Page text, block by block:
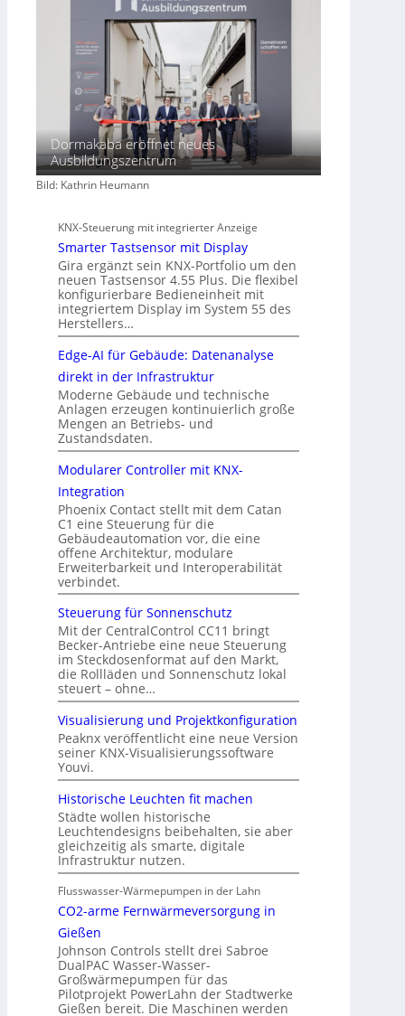
Dormakaba eröffnet neues
Ausbildungszentrum
Bild: Kathrin Heumann
KNX-Steuerung mit integrierter Anzeige
Smarter Tastsensor mit Display
Gira ergänzt sein KNX-Portfolio um den
neuen Tastsensor 4.55 Plus. Die flexibel
konfigurierbare Bedieneinheit mit
integriertem Display im System 55 des
Herstellers…
Edge-AI für Gebäude: Datenanalyse
direkt in der Infrastruktur
Moderne Gebäude und technische
Anlagen erzeugen kontinuierlich große
Mengen an Betriebs- und
Zustandsdaten.
Modularer Controller mit KNX-
Integration
Phoenix Contact stellt mit dem Catan
C1 eine Steuerung für die
Gebäudeautomation vor, die eine
offene Architektur, modulare
Erweiterbarkeit und Interoperabilität
verbindet.
Steuerung für Sonnenschutz
Mit der CentralControl CC11 bringt
Becker-Antriebe eine neue Steuerung
im Steckdosenformat auf den Markt,
die Rollläden und Sonnenschutz lokal
steuert – ohne…
Visualisierung und Projektkonfiguration
Peaknx veröffentlicht eine neue Version
seiner KNX-Visualisierungssoftware
Youvi.
Historische Leuchten fit machen
Städte wollen historische
Leuchtendesigns beibehalten, sie aber
gleichzeitig als smarte, digitale
Infrastruktur nutzen.
Flusswasser-Wärmepumpen in der Lahn
CO2-arme Fernwärmeversorgung in
Gießen
Johnson Controls stellt drei Sabroe
DualPAC Wasser-Wasser-
Großwärmepumpen für das
Pilotprojekt PowerLahn der Stadtwerke
Gießen bereit. Die Maschinen werden